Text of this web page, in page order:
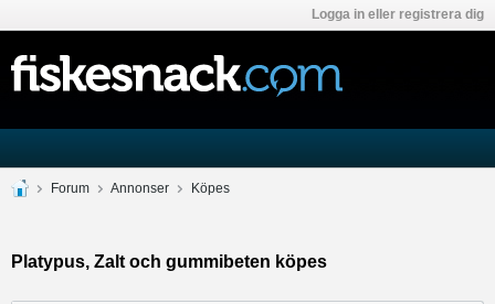
Logga in eller registrera dig
Forum Annonser Köpes
Platypus, Zalt och gummibeten köpes